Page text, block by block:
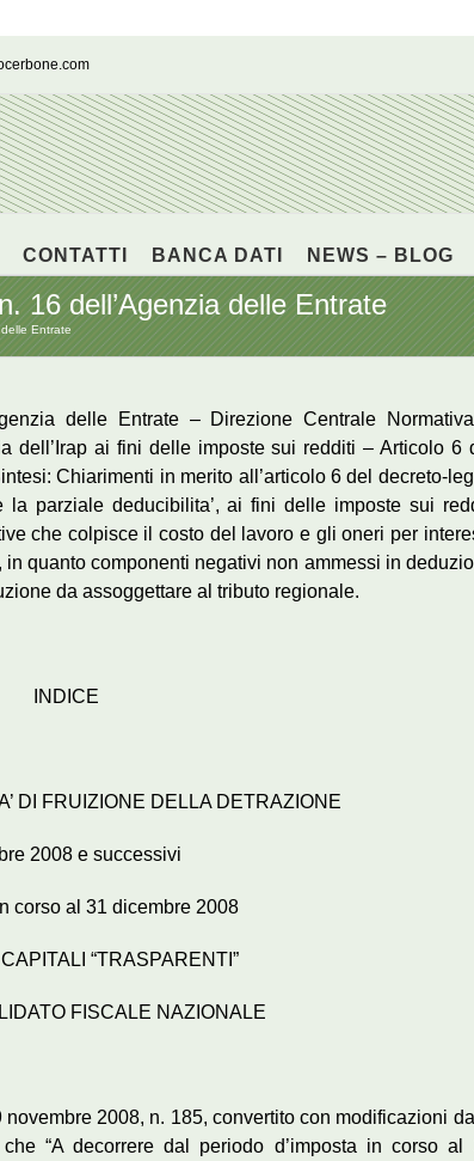
CONTATTI BANCA DATI NEWS – BLOG
16 dell’Agenzia delle Entrate
Entrate
delle Entrate – Direzione Centrale
dell’Irap ai fini delle imposte sui redditi – Articolo 6
Chiarimenti in merito all’articolo 6 del decreto-
parziale deducibilita’, ai fini delle imposte sui
che colpisce il costo del lavoro e gli oneri per
quanto componenti negativi non ammessi in
da assoggettare al tributo regionale.
INDICE
DI FRUIZIONE DELLA DETRAZIONE
2008 e successivi
corso al 31 dicembre 2008
“TRASPARENTI”
FISCALE NAZIONALE
novembre 2008, n. 185, convertito con modificazioni
“A decorrere dal periodo d’imposta in corso al